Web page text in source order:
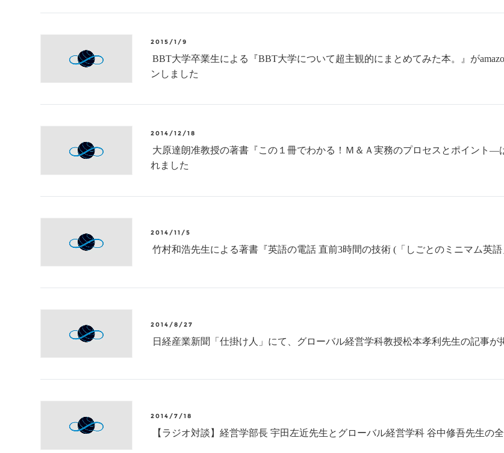
2015/1/9
BBT大学卒業生による『BBT大学について超主観的にまとめてみた本。』が
ンしました
2014/12/18
大原達朗准教授の著書『この１冊でわかる！Ｍ＆Ａ実務のプロセスとポイント
れました
2014/11/5
竹村和浩先生による著書『英語の電話 直前3時間の技術 (「しごとのミニマム英
2014/8/27
日経産業新聞「仕掛け人」にて、グローバル経営学科教授松本孝利先生の記事が
2014/7/18
【ラジオ対談】経営学部長 宇田左近先生とグローバル経営学科 谷中修吾先生の